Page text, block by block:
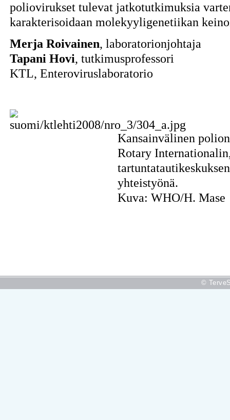
poliovirukset tulevat jatkotutkimuksia
karakterisoidaan molekyyligenetiikan
Merja Roivainen, laboratorionjohtaja
Tapani Hovi, tutkimusprofessori
KTL, Enteroviruslaboratorio
Kansainvälinen
Rotary
yhteistyönä.
Kuva: WHO/H. Mase
©